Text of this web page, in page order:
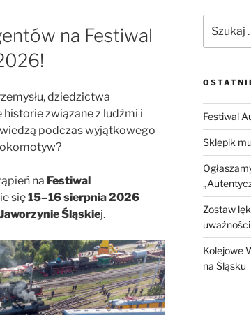
na Festiwal
dziedzictwa
związane z ludźmi i
podczas wyjątkowego
na Festiwal
się15–16 sierpnia 2026
Śląskiej.
Festiwal
Sklepik
Zostaw
uważności
Kolejowe
na Śląsku